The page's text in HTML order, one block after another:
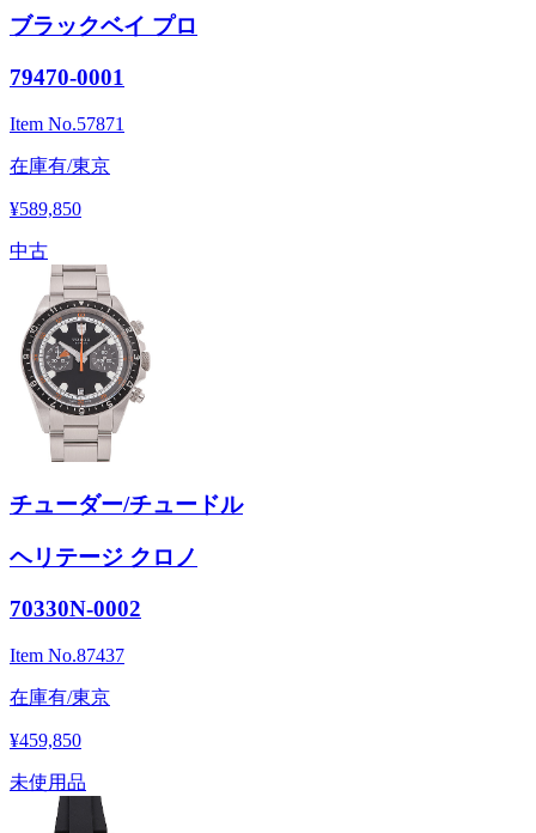
ブラックベイ プロ
79470-0001
Item No.57871
在庫有/東京
¥589,850
中古
チューダー/チュードル
ヘリテージ クロノ
70330N-0002
Item No.87437
在庫有/東京
¥459,850
未使用品